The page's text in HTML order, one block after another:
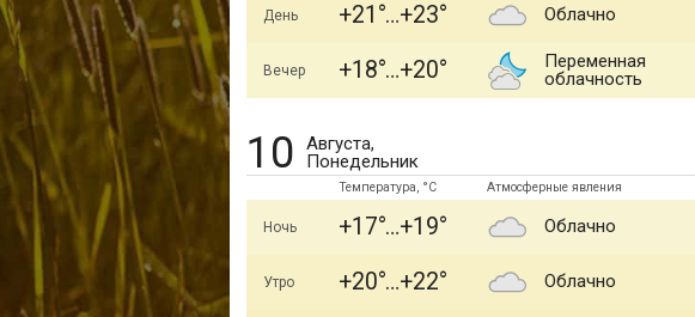
День +21 +23 Облачно
Вечер +18 +20
Переменная
облачность
10
Августа,
Понедельник
Температура, °C Атмосферные явления
Ночь +17 +19 Облачно
Утро +20 +22 Облачно